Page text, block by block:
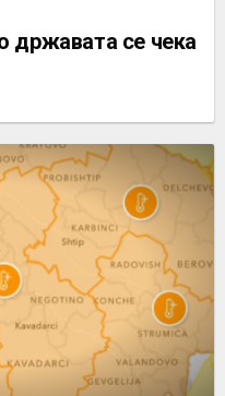
државата се чека